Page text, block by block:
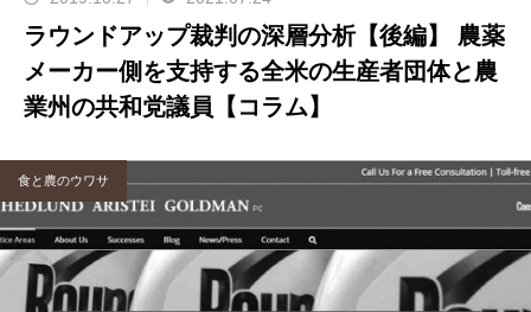
ラウンドアップ裁判の深層分析【後編】 農薬
メーカー側を支持する全米の生産者団体と農
業州の共和党議員【コラム】
食と農のウワサ